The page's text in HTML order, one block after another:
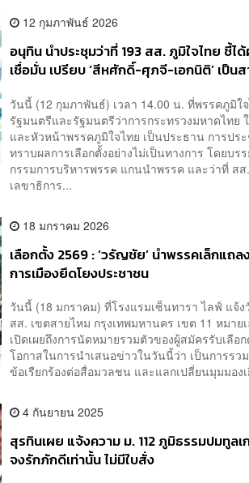
12 กุมภาพันธ์ 2026
อนุทิน นำประชุมว่าที่ 193 สส. ภูมิใจไทย ชี้ไ
เชื่อมั่น เปรียบ ‘สีหศักดิ์-ศุภจี-เอกนิติ’ เป็น
วันนี้ (12 กุมภาพันธ์) เวลา 14.00 น. ที่พรรคภูมิ
รัฐมนตรีและรัฐมนตรีว่าการกระทรวงมหาดไทย
และหัวหน้าพรรคภูมิใจไทย เป็นประธาน การปร
ทราบผลการเลือกตั้งอย่างไม่เป็นทางการ โดยบร
กรรมการบริหารพรรค แกนนำพรรค และว่าที่ ส
เลขาธิการ...
18 มกราคม 2026
เลือกตั้ง 2569 : ‘วรัญชัย’ นำพรรคเล็กแถ
การเมืองยึดโยงประชาชน
วันนี้ (18 มกราคม) ที่โรงแรมเซ็นทารา ไลฟ์ แ
สส. เขตสายไหม กรุงเทพมหานคร เขต 11 หมา
เปิดเผยถึงการนัดหมายรวมตัวของผู้สมัครรับเลือ
โอกาสในการนำเสนอข่าวในวันนี้ว่า เป็นการรว
ข้อเรียกร้องต่อสื่อมวลชน และแลกเปลี่ยนมุมมอง
4 กันยายน 2025
สุรทินเผย แจ้งความ ม. 112 ภูมิธรรมปมทูล
จงรักภักดีเท่านั้น ไม่มีใบสั่ง